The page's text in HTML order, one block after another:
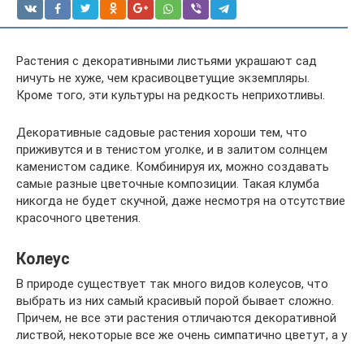
Растения с декоративными листьями украшают сад
ничуть не хуже, чем красивоцветущие экземпляры.
Кроме того, эти культуры на редкость неприхотливы.
Декоративные садовые растения хороши тем, что
приживутся и в тенистом уголке, и в залитом солнцем
каменистом садике. Комбинируя их, можно создавать
самые разные цветочные композиции. Такая клумба
никогда не будет скучной, даже несмотря на отсутствие
красочного цветения.
Колеус
В природе существует так много видов колеусов, что
выбрать из них самый красивый порой бывает сложно.
Причем, не все эти растения отличаются декоративной
листвой, некоторые все же очень симпатично цветут, а у